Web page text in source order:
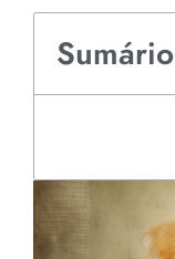
Sumário